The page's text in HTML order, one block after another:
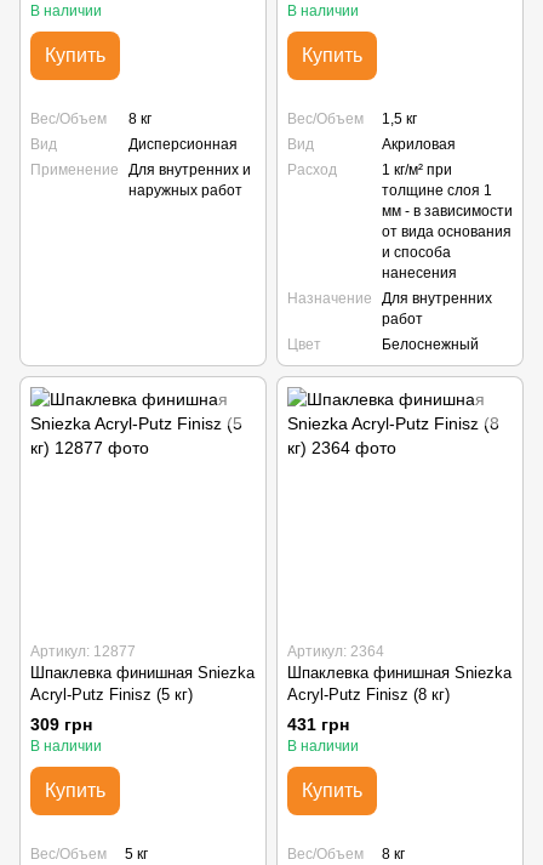
В наличии
Купить
Вес/Объем
8 кг
Вид
Дисперсионная
Применение
Для внутренних и
наружных работ
В наличии
Купить
Вес/Объем
1,5 кг
Вид
Акриловая
Расход
1 кг/м² при
толщине слоя 1
мм - в зависимости
от вида основания
и способа
нанесения
Назначение
Для внутренних
работ
Цвет
Белоснежный
Артикул: 12877
Шпаклевка финишная Sniezka
Acryl-Putz Finisz (5 кг)
309 грн
В наличии
Купить
Вес/Объем
5 кг
Артикул: 2364
Шпаклевка финишная Sniezka
Acryl-Putz Finisz (8 кг)
431 грн
В наличии
Купить
Вес/Объем
8 кг